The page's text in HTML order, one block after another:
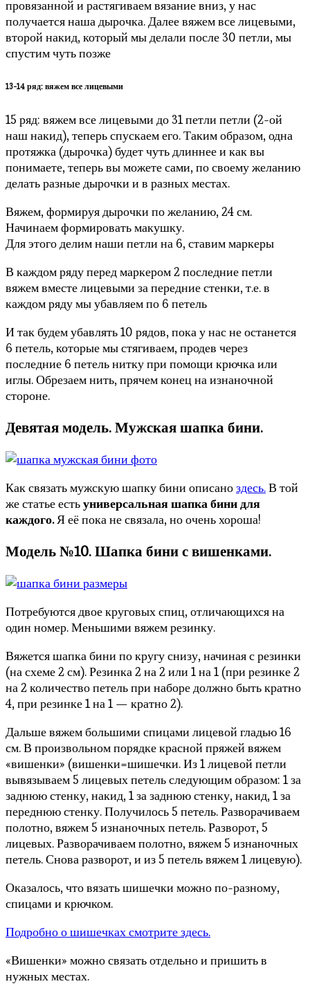
провязанной и растягиваем вязание вниз, у нас
получается наша дырочка. Далее вяжем все лицевыми,
второй накид, который мы делали после 30 петли, мы
спустим чуть позже
13-14 ряд: вяжем все лицевыми
15 ряд: вяжем все лицевыми до 31 петли петли (2-ой
наш накид), теперь спускаем его. Таким образом, одна
протяжка (дырочка) будет чуть длиннее и как вы
понимаете, теперь вы можете сами, по своему желанию
делать разные дырочки и в разных местах.
Вяжем, формируя дырочки по желанию, 24 см.
Начинаем формировать макушку.
Для этого делим наши петли на 6, ставим маркеры
В каждом ряду перед маркером 2 последние петли
вяжем вместе лицевыми за передние стенки, т.е. в
каждом ряду мы убавляем по 6 петель
И так будем убавлять 10 рядов, пока у нас не останется
6 петель, которые мы стягиваем, продев через
последние 6 петель нитку при помощи крючка или
иглы. Обрезаем нить, прячем конец на изнаночной
стороне.
Девятая модель. Мужская шапка бини.
Как связать мужскую шапку бини описаноздесь.В той
же статье естьуниверсальная шапка бини для
каждого.Я её пока не связала, но очень хороша!
Модель №10. Шапка бини с вишенками.
Потребуются двое круговых спиц, отличающихся на
один номер. Меньшими вяжем резинку.
Вяжется шапка бини по кругу снизу, начиная с резинки
(на схеме 2 см). Резинка 2 на 2 или 1 на 1 (при резинке 2
на 2 количество петель при наборе должно быть кратно
4, при резинке 1 на 1 — кратно 2).
Дальше вяжем большими спицами лицевой гладью 16
см. В произвольном порядке красной пряжей вяжем
«вишенки» (вишенки=шишечки. Из 1 лицевой петли
вывязываем 5 лицевых петель следующим образом: 1 за
заднюю стенку, накид, 1 за заднюю стенку, накид, 1 за
переднюю стенку. Получилось 5 петель. Разворачиваем
полотно, вяжем 5 изнаночных петель. Разворот, 5
лицевых. Разворачиваем полотно, вяжем 5 изнаночных
петель. Снова разворот, и из 5 петель вяжем 1 лицевую).
Оказалось, что вязать шишечки можно по-разному,
спицами и крючком.
Подробно о шишечках смотрите здесь.
«Вишенки» можно связать отдельно и пришить в
нужных местах.